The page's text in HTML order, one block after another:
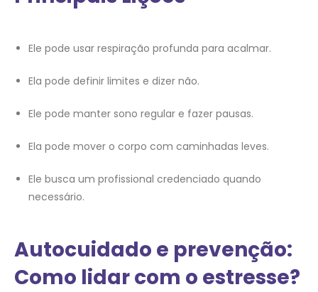
Ele pode usar respiração profunda para acalmar.
Ela pode definir limites e dizer não.
Ele pode manter sono regular e fazer pausas.
Ela pode mover o corpo com caminhadas leves.
Ele busca um profissional credenciado quando
necessário.
Autocuidado e prevenção:
Como lidar com o estresse?